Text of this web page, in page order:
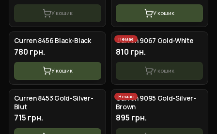
У кошик У кошик
Сurren 8456 Black-Black
780 грн.
У кошик
Немає
Curren 9067 Gold-White
810 грн.
У кошик
Curren 8453 Gold-Silver-
Blut
715 грн.
Немає
Curren 9095 Gold-Silver-
Brown
895 грн.